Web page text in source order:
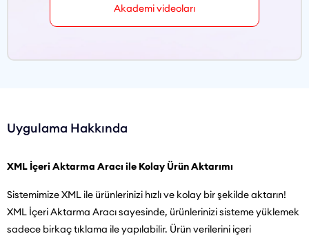
Akademi videoları
Uygulama Hakkında
XML İçeri Aktarma Aracı ile Kolay Ürün Aktarımı
Sistemimize XML ile ürünlerinizi hızlı ve kolay bir şekilde aktarın!
XML İçeri Aktarma Aracı sayesinde, ürünlerinizi sisteme yüklemek
sadece birkaç tıklama ile yapılabilir. Ürün verilerini içeri